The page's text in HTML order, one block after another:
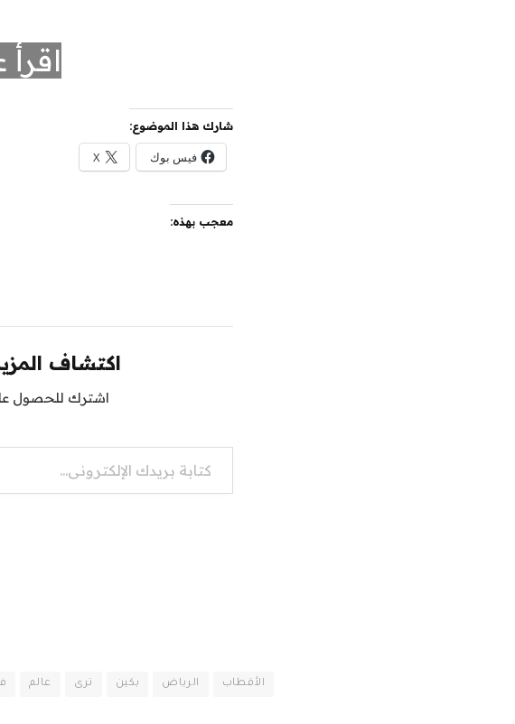
شارك هذا الموضوع:
فيس بوك X
معجب بهذه:
اكتشاف
اشترك للحصول
كتابة بريدك الإلكتروني...
الأقطاب الرياض بكين ترى عالم